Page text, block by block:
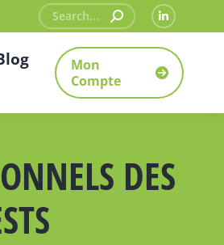
Recherche
:
La
page
LinkedIn
s'ouvre
nouvelle
Mon
Compte
DES